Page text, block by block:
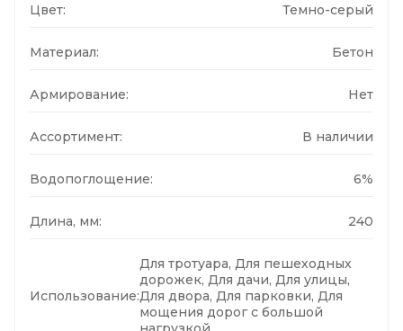
Цвет: Темно-серый
Материал: Бетон
Армирование: Нет
Ассортимент: В наличии
Водопоглощение: 6%
Длина, мм: 240
Использование:
Для тротуара, Для пешеходных
дорожек, Для дачи, Для улицы,
Для двора, Для парковки, Для
мощения дорог с большой